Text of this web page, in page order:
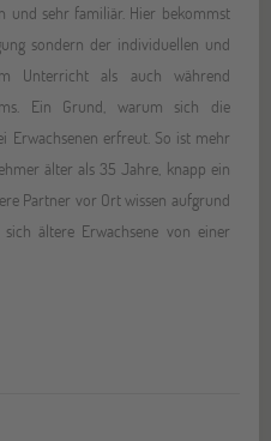
und sehr familiär. Hier bekommst
sondern der individuellen und
Unterricht als auch während
Ein Grund, warum sich die
Erwachsenen erfreut. So ist mehr
älter als 35 Jahre, knapp ein
Partner vor Ort wissen aufgrund
ältere Erwachsene von einer